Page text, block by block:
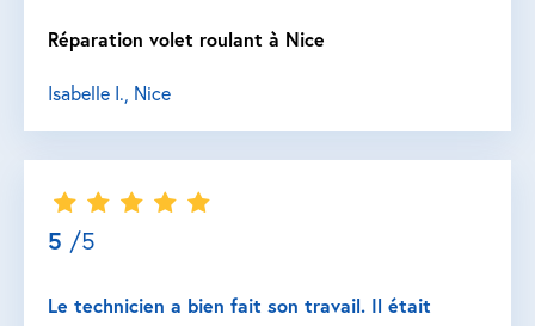
Réparation volet roulant à Nice
Isabelle I., Nice
5 /5
Le technicien a bien fait son travail. Il était